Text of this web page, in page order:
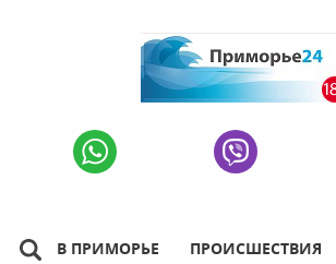
В ПРИМОРЬЕ ПРОИСШЕСТВИЯ